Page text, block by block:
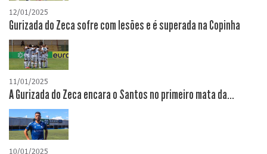
12/01/2025
Gurizada do Zeca sofre com lesões e é superada na Copinha
11/01/2025
A Gurizada do Zeca encara o Santos no primeiro mata da...
10/01/2025